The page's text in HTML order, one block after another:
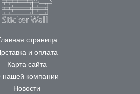
страница
и оплата
Карта сайта
компании
Новости